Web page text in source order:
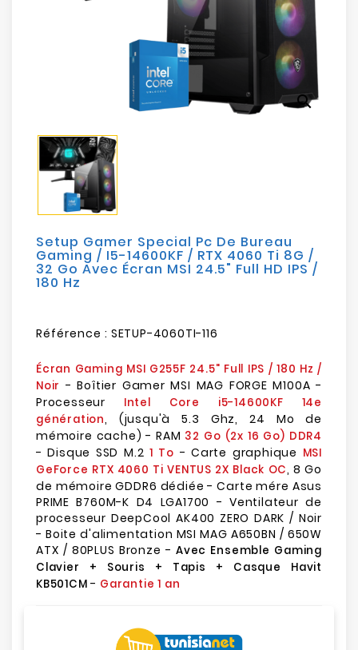
Sécurité
Mobilités
Loisirs
search
Setup Gamer Special Pc De Bureau
Gaming / I5-14600KF / RTX 4060 Ti 8G /
32 Go Avec Écran MSI 24.5" Full HD IPS /
180 Hz
Référence : SETUP-4060TI-116
Écran Gaming MSI G255F 24.5" Full IPS / 180 Hz /
Noir - Boîtier Gamer MSI MAG FORGE M100A -
Processeur Intel Core i5-14600KF 14e
génération, (jusqu'à 5.3 Ghz, 24 Mo de
mémoire cache) - RAM 32 Go (2x 16 Go) DDR4
- Disque SSD M.2 1 To - Carte graphique MSI
GeForce RTX 4060 Ti VENTUS 2X Black OC, 8 Go
de mémoire GDDR6 dédiée - Carte mére Asus
PRIME B760M-K D4 LGA1700 - Ventilateur de
processeur DeepCool AK400 ZERO DARK / Noir
- Boite d'alimentation MSI MAG A650BN / 650W
ATX / 80PLUS Bronze -Avec Ensemble Gaming
Clavier + Souris + Tapis + Casque Havit
KB501CM - Garantie 1 an